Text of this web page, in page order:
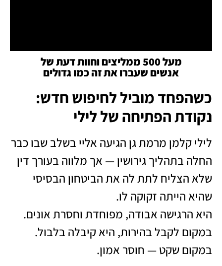
מעל 500 ממליצים וחוות דעת של
אנשים שעברו את זה כמו גדולים
כשהפחד מוביל לחיפוש חדש:
נקודת הפתיחה של לילי
לילי קלמן מרמת גן הגיעה אליי בשלב שבו כבר
החלה בתהליך גירושין — אך מלווה בעורך דין
שלא הצליח לתת לה את הביטחון הבסיסי
שהיא הייתה זקוקה לו.
היא הרגישה אבודה, מפוחדת וחסרת אונים.
במקום לקבל בהירות, היא קיבלה בלבול.
במקום שקט — חוסר אמון.